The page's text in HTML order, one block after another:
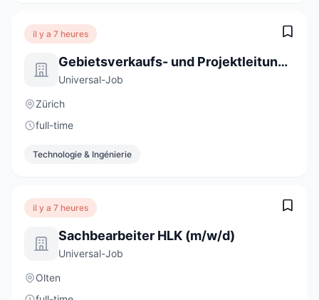
il y a 7 heures
Gebietsverkaufs- und Projektleitung 100% (m/w/d)
Universal-Job
Zürich
full-time
Technologie & Ingénierie
il y a 7 heures
Sachbearbeiter HLK (m/w/d)
Universal-Job
Olten